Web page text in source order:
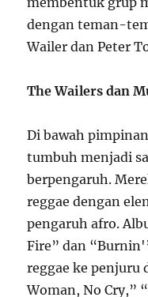
dengan teman-
Wailer dan Peter
The Wailers dan
Di bawah
tumbuh menjadi
berpengaruh.
reggae dengan
pengaruh afro.
Fire” dan
reggae ke penjuru
Woman, No Cry,”